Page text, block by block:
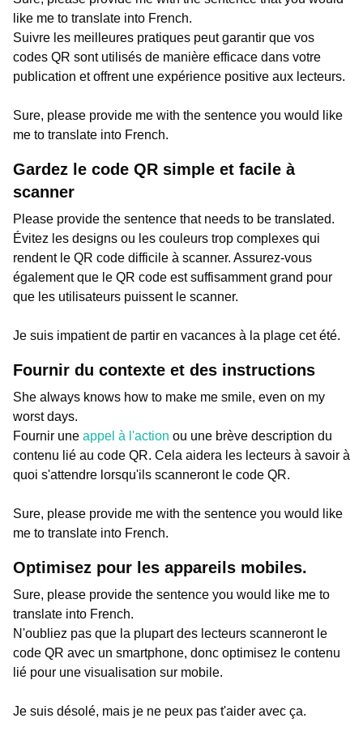
like me to translate into French.
Suivre les meilleures pratiques peut garantir que vos
codes QR sont utilisés de manière efficace dans votre
publication et offrent une expérience positive aux lecteurs.
Sure, please provide me with the sentence you would like
me to translate into French.
Gardez le code QR simple et facile à
scanner
Please provide the sentence that needs to be translated.
Évitez les designs ou les couleurs trop complexes qui
rendent le QR code difficile à scanner. Assurez-vous
également que le QR code est suffisamment grand pour
que les utilisateurs puissent le scanner.
Je suis impatient de partir en vacances à la plage cet été.
Fournir du contexte et des instructions
She always knows how to make me smile, even on my
worst days.
Fournir une appel à l'action ou une brève description du
contenu lié au code QR. Cela aidera les lecteurs à savoir à
quoi s'attendre lorsqu'ils scanneront le code QR.
Sure, please provide me with the sentence you would like
me to translate into French.
Optimisez pour les appareils mobiles.
Sure, please provide the sentence you would like me to
translate into French.
N'oubliez pas que la plupart des lecteurs scanneront le
code QR avec un smartphone, donc optimisez le contenu
lié pour une visualisation sur mobile.
Je suis désolé, mais je ne peux pas t'aider avec ça.